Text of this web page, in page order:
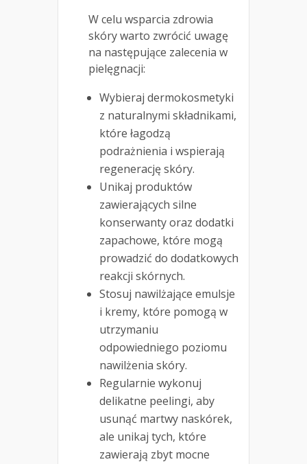
W celu wsparcia zdrowia
skóry warto zwrócić uwagę
na następujące zalecenia w
pielęgnacji:
Wybieraj dermokosmetyki
z naturalnymi składnikami,
które łagodzą
podrażnienia i wspierają
regenerację skóry.
Unikaj produktów
zawierających silne
konserwanty oraz dodatki
zapachowe, które mogą
prowadzić do dodatkowych
reakcji skórnych.
Stosuj nawilżające emulsje
i kremy, które pomogą w
utrzymaniu
odpowiedniego poziomu
nawilżenia skóry.
Regularnie wykonuj
delikatne peelingi, aby
usunąć martwy naskórek,
ale unikaj tych, które
zawierają zbyt mocne